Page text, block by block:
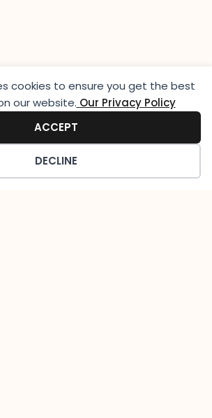
cookies to ensure you get the best
our website.​ Our Privacy Policy
ACCEPT
DECLINE